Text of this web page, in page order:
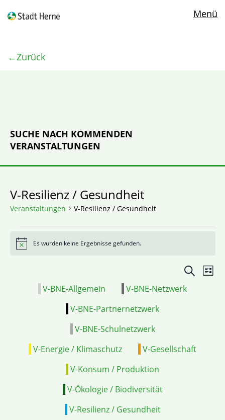
Zurück
Menü
SUCHE NACH KOMMENDEN
VERANSTALTUNGEN
V-Resilienz / Gesundheit
Veranstaltungen V-Resilienz / Gesundheit
HinweisEs wurden keine Ergebnisse gefunden.
und
SucheListe
V-BNE-Allgemein
V-BNE-Netzwerk
V-BNE-Partnernetzwerk
V-BNE-Schulnetzwerk
V-Energie / Klimaschutz
V-Gesellschaft
V-Konsum / Produktion
V-Ökologie / Biodiversität
V-Resilienz / Gesundheit